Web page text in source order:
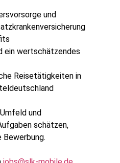
und
ein wertschätzendes
Reisetätigkeiten in
und
schätzen,
Bewerbung.